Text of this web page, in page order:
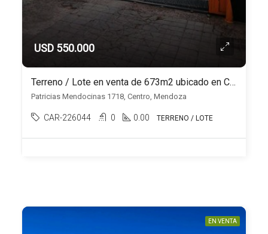
USD 550.000
Terreno / Lote en venta de 673m2 ubicado en Centro
Patricias Mendocinas 1718, Centro, Mendoza
CAR-226044 0 0.00 TERRENO / LOTE
EN VENTA